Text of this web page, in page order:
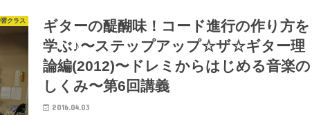
クラス
ギターの醍醐味！コード進行の作り方を
学ぶ♪〜ステップアップ☆ザ☆ギター理
論編(2012)〜ドレミからはじめる音楽の
しくみ〜第6回講義
2016.04.03